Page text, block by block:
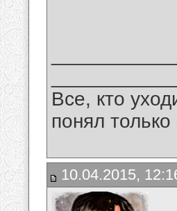
Все, кто
понял
10.04.2015,